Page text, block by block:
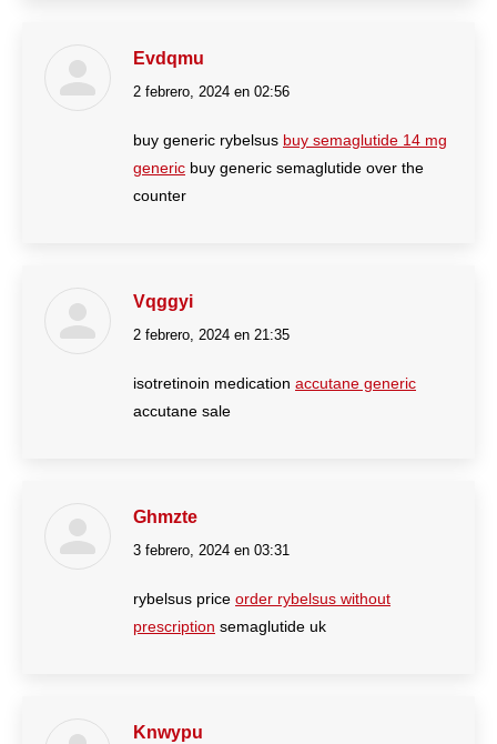
Evdqmu
dice:
2 febrero, 2024 en 02:56
buy generic rybelsus buy semaglutide 14 mg
generic buy generic semaglutide over the
counter
Vqggyi
dice:
2 febrero, 2024 en 21:35
isotretinoin medication accutane generic
accutane sale
Ghmzte
dice:
3 febrero, 2024 en 03:31
rybelsus price order rybelsus without
prescription semaglutide uk
Knwypu